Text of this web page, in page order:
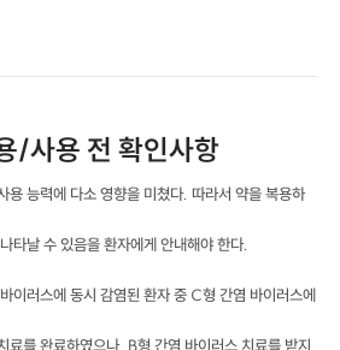
/사용 전 확인사항
용 능력에 다소 영향을 미쳤다. 따라서 약을 복용하
타날 수 있음을 환자에게 안내해야 한다.
이러스에 동시 감염된 환자 중 C형 간염 바이러스에
료를 완료하였으나, B형 간염 바이러스 치료를 받지